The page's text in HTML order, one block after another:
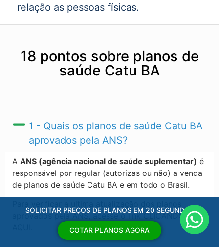
relação as pessoas físicas.
18 pontos sobre planos de
saúde Catu BA
1 - Quais os planos de saúde Catu BA​
aprovados pela ANS?
A ANS (agência nacional de saúde suplementar) é
responsável por regular (autorizas ou não) a venda
de planos de saúde Catu BA​ e em todo o Brasil.
aprovados pela ANS, acesse o link CLICANDO
SOLICITAR PREÇOS DE PLANOS EM 20 SEGUNDOS
COTAR PLANOS AGORA